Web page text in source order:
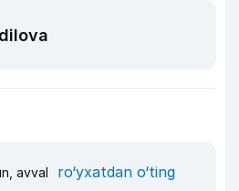
avval ro‘yxatdan o‘ting